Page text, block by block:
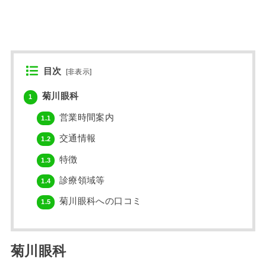
目次 [非表示]
1 菊川眼科
1.1 営業時間案内
1.2 交通情報
1.3 特徴
1.4 診療領域等
1.5 菊川眼科への口コミ
菊川眼科